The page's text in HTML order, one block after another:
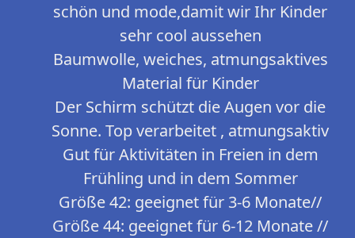
schön und mode,damit wir Ihr Kinder
sehr cool aussehen
Baumwolle, weiches, atmungsaktives
Material für Kinder
Der Schirm schützt die Augen vor die
Sonne. Top verarbeitet , atmungsaktiv
Gut für Aktivitäten in Freien in dem
Frühling und in dem Sommer
Größe 42: geeignet für 3-6 Monate//
Größe 44: geeignet für 6-12 Monate //